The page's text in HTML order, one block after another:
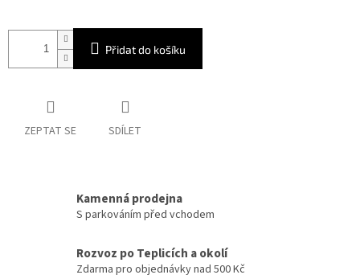
Přidat do košíku
ZEPTAT SE SDÍLET
Kamenná prodejna
S parkováním před vchodem
Rozvoz po Teplicích a okolí
Zdarma pro objednávky nad 500 Kč